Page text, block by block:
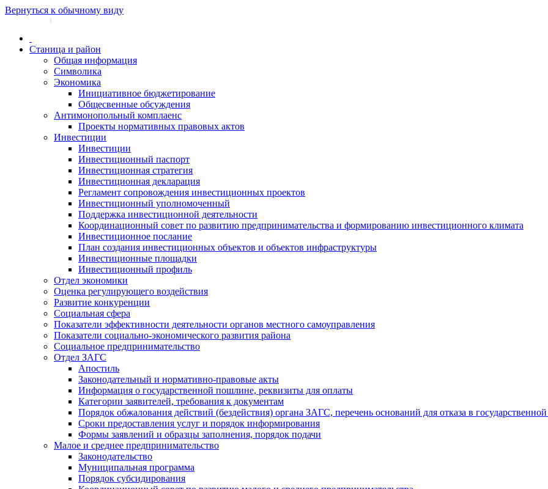
Вернуться к обычному виду
|
Станица и район
Общая информация
Символика
Экономика
Инициативное бюджетирование
Общесвенные обсуждения
Антимонопольный комплаенс
Проекты нормативных правовых актов
Инвестиции
Инвестиции
Инвестиционный паспорт
Инвестиционная стратегия
Инвестиционная декларация
Регламент сопровождения инвестиционных проектов
Инвестиционный уполномоченный
Поддержка инвестиционной деятельности
Координационный совет по развитию предпринимательства и формированию инвестиционного климата
Инвестиционное послание
План создания инвестиционных объектов и объектов инфраструктуры
Инвестиционные площадки
Инвестиционный профиль
Отдел экономики
Оценка регулирующего воздействия
Развитие конкуренции
Социальная сфера
Показатели эффективности деятельности органов местного самоуправления
Показатели социально-экономического развития района
Социальное предпринимательство
Отдел ЗАГС
Апостиль
Законодательный и нормативно-правовые акты
Информация о государственной пошлине, реквизиты для оплаты
Категории заявителей, требования к документам
Порядок обжалования действий (бездействия) органа ЗАГС, перечень оснований для отказа в
Сроки предоставления услуг и порядок информирования
Формы заявлений и образцы заполнения, порядок подачи
Малое и среднее предпринимательство
Законодательство
Муниципальная программа
Порядок субсидирования